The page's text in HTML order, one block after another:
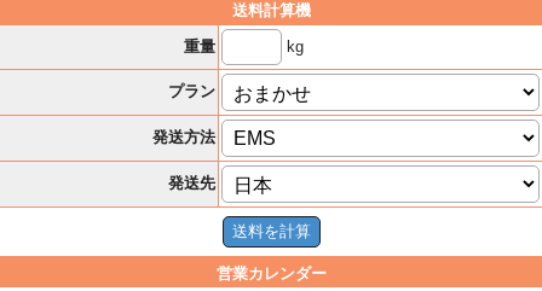
送料計算機
重量
kg
プラン
発送方法
発送先
営業カレンダー